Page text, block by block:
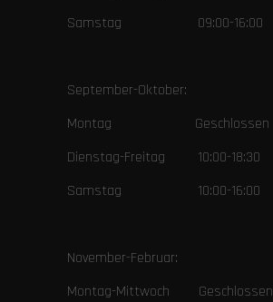
Samstag 09:00-16:00
September-Oktober:
Montag Geschlossen
Dienstag-Freitag 10:00-18:30
Samstag 10:00-16:00
November-Februar:
Montag-Mittwoch Geschlossen